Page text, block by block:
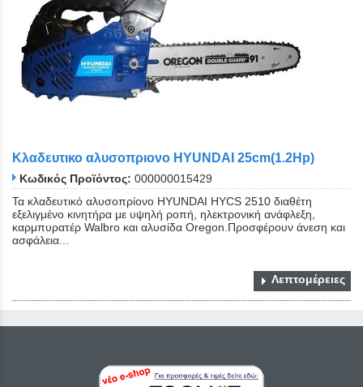
Κλαδευτικο αλυσοπριονο HYUNDAI 25cm(1.2Hp)
Κωδικός Προϊόντος: 000000015429
Τα κλαδευτικό αλυσοπρίονο HYUNDAI HYCS 2510 διαθέτη
εξελιγμένο κινητήρα με υψηλή ροπή, ηλεκτρονική ανάφλεξη,
καρμπυρατέρ Walbro και αλυσίδα Oregon.Προσφέρουν άνεση και
ασφάλεια...
Λεπτομέρειες